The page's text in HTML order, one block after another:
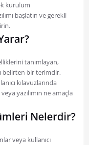
kurulum
başlatın ve gerekli
tanımlayan,
belirten bir terimdir.
kılavuzlarında
yazılımın ne amaçla
Nelerdir?
veya kullanıcı